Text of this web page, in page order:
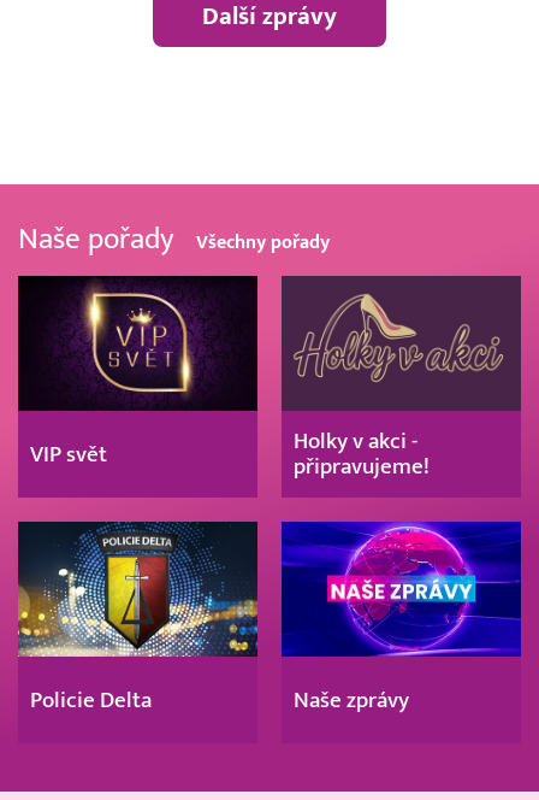
Další zprávy
Naše pořady Všechny pořady
VIP svět
Holky v akci -
připravujeme!
Policie Delta Naše zprávy